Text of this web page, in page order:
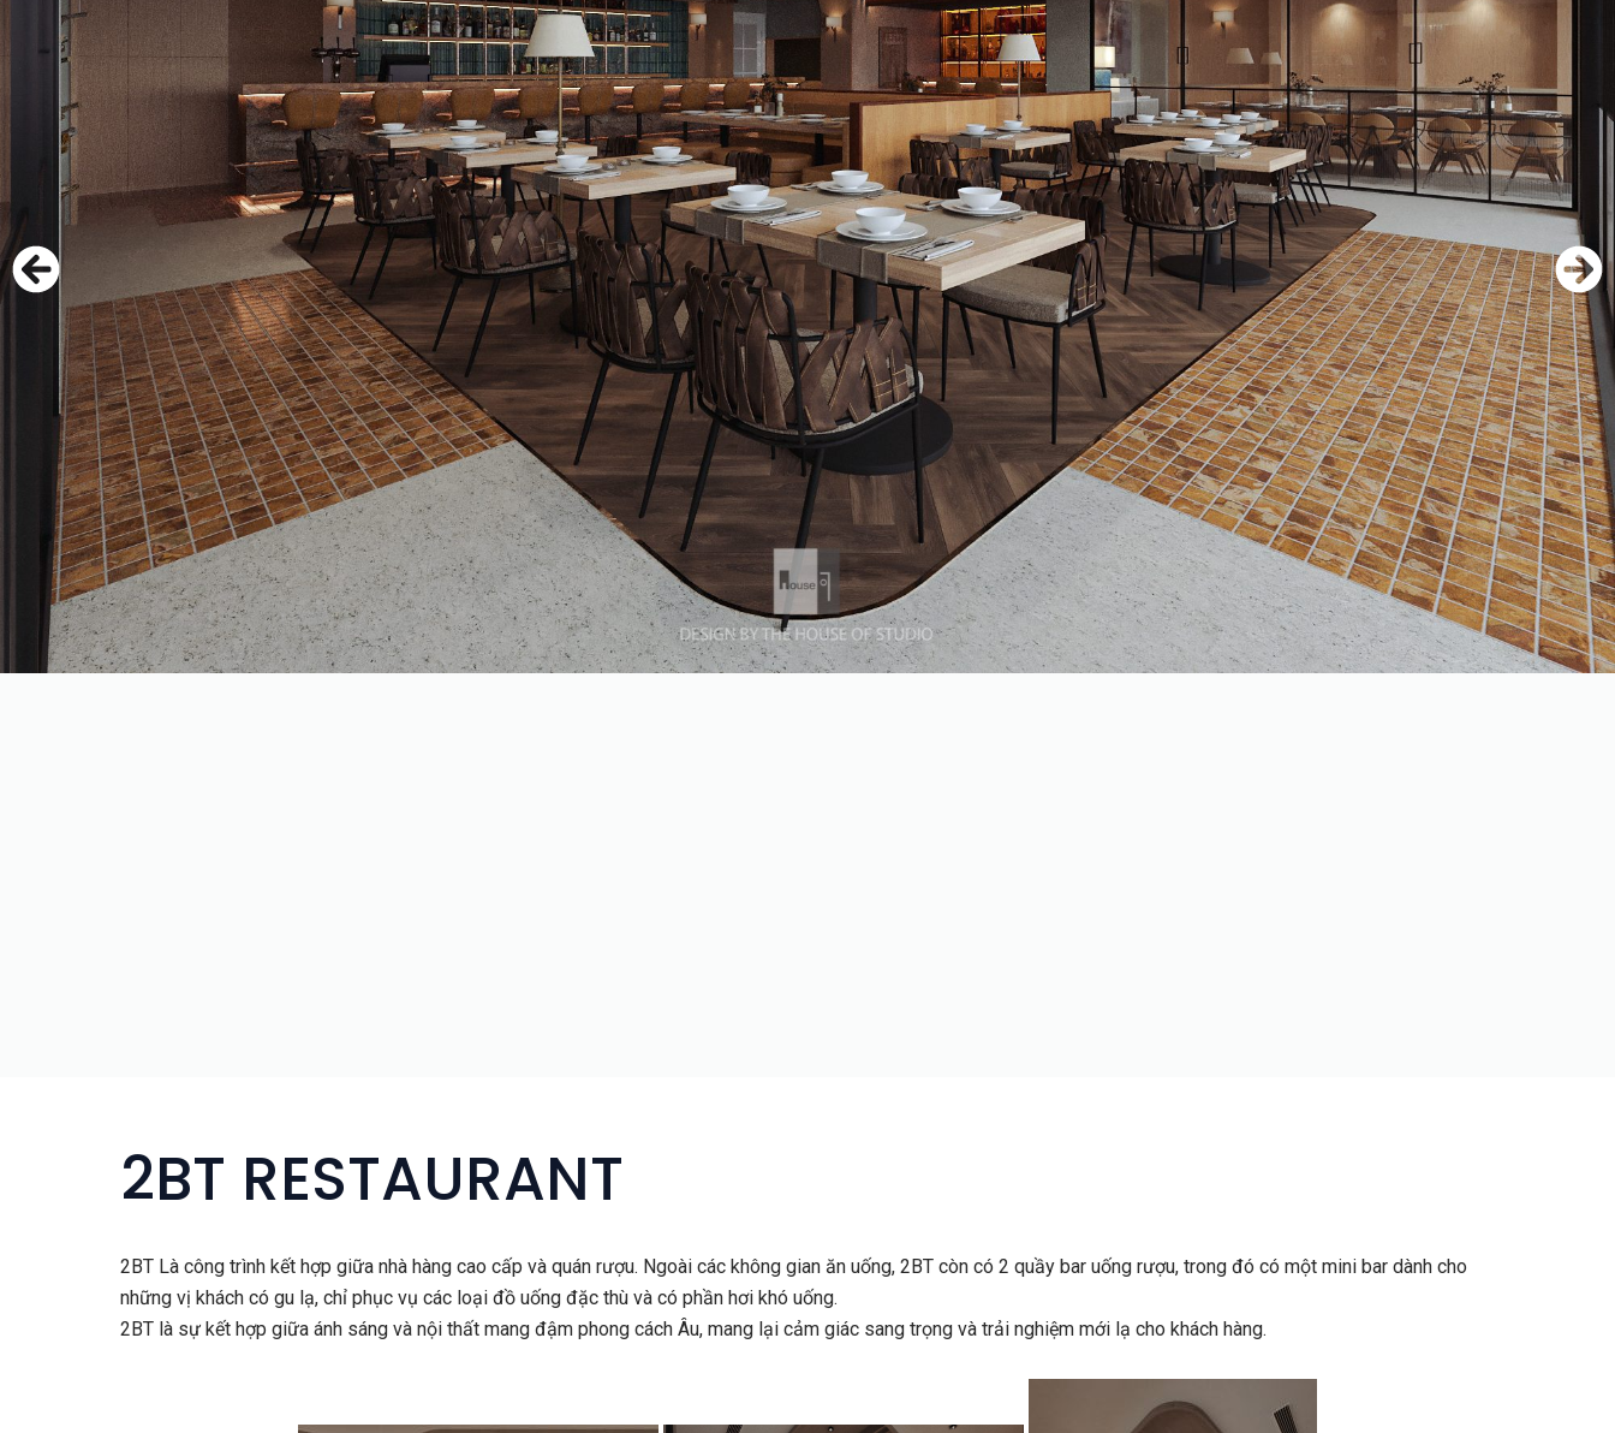
2BT RESTAURANT
2BT Là công trình kết hợp giữa nhà hàng cao cấp và quán rượu. Ngoài các không gian ăn uống, 2BT còn có 2 quầy bar uống rượu, trong đó có một mini bar dành cho
những vị khách có gu lạ, chỉ phục vụ các loại đồ uống đặc thù và có phần hơi khó uống.
2BT là sự kết hợp giữa ánh sáng và nội thất mang đậm phong cách Âu, mang lại cảm giác sang trọng và trải nghiệm mới lạ cho khách hàng.